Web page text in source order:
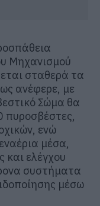
Μηχανισμού
σταθερά τα
ανέφερε, με
Σώμα θα
πυροσβέστες,
ενώ
μέσα,
ελέγχου
συστήματα
μέσω